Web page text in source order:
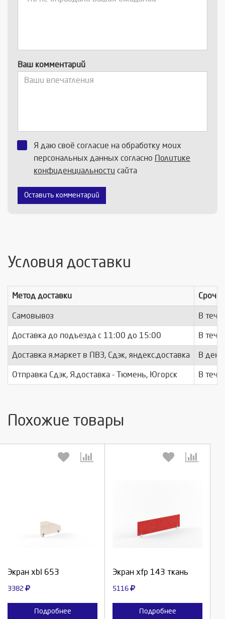
Ваш комментарий
Я даю своё согласие на обработку моих
персональных данных согласно Политике
конфиденциальности сайта
Оставить комментарий
Условия доставки
Метод доставки
Самовывоз В
Доставка до подъезда c 11:00 до 15:00 В
Доставка я.маркет в ПВЗ, Сдэк, яндекс.доставка В день
Отправка Сдэк, Я.доставка - Тюмень, Югорск В
Похожие товары
Экран xbl 653
3382
Подробнее
Экран xfp 143 ткань
5116
Подробнее